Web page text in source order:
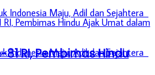
81 RI, Pembimas Hindu